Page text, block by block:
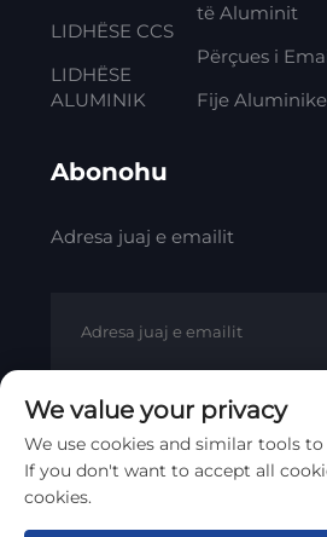
LIDHËSE CCS
LIDHËSE
ALUMINIK
të Aluminit
Përçues i
Fije
Abonohu
Adresa juaj e emailit
Të drejta të autorit © 2012 - 2023
Co., Ltd
Politika e
Rrotullo lart
We value your privacy
We use cookies and similar tools
If you don't want to accept all
cookies.